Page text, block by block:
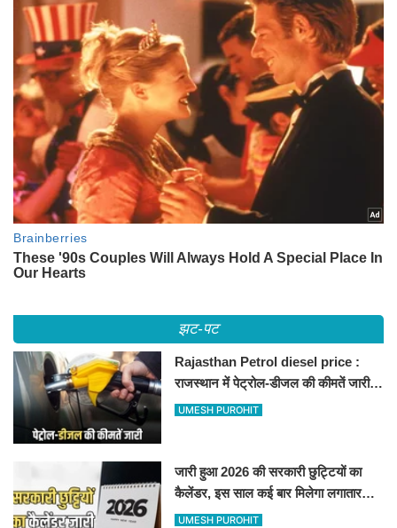
झट-पट
Rajasthan Petrol diesel price :
राजस्थान में पेट्रोल-डीजल की कीमतें जारी,
जानिए बीकानेर समेत पुरे प्रदेश में नए रेट
UMESH PUROHIT
जारी हुआ 2026 की सरकारी छुट्टियों का
कैलेंडर, इस साल कई बार मिलेगा लगातार
अवकाश, देखें
UMESH PUROHIT